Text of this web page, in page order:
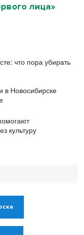
лица»
что пора убирать
в Новосибирске
культуру